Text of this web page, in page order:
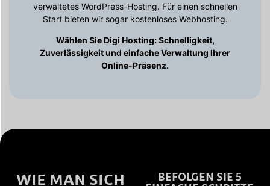
verwaltetes WordPress-Hosting. Für einen schnellen
Start bieten wir sogar kostenloses Webhosting.
Wählen Sie Digi Hosting: Schnelligkeit,
Zuverlässigkeit und einfache Verwaltung Ihrer
Online-Präsenz.
WIE MAN SICH
BEFOLGEN SIE 5